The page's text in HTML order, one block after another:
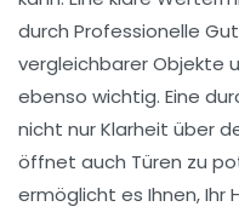
durch Professionelle
vergleichbarer Objekte
ebenso wichtig. Eine
nicht nur Klarheit über
öffnet auch Türen zu
ermöglicht es Ihnen, Ihr